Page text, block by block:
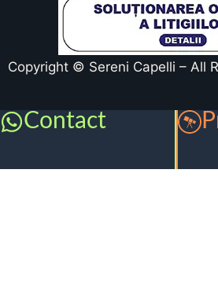
Copyright © Sereni Capelli – All
Contact